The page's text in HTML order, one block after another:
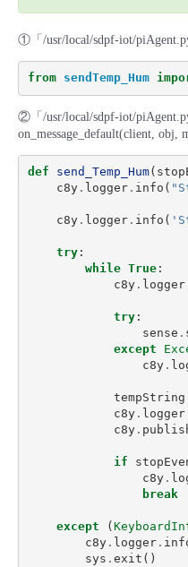
①「/usr/local/sdpf-iot/
from sendTemp_Hum
②「/usr/local/sdpf-iot/
on_message_default(client,
def send_Temp_Hum(
c8y. logger. info (
c8y. logger. info (
try:
while True:
c8y. logger
try:
sense .
except
c8y.
tempString
c8y. logger
c8y.
if
c8y.
break
except (
c8y. logger.
sys . exit ()